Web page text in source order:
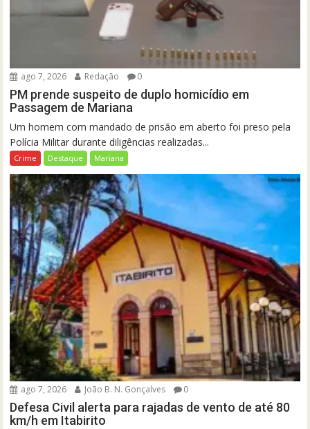
ago 7, 2026 Redação 0
PM prende suspeito de duplo homicídio em
Passagem de Mariana
Um homem com mandado de prisão em aberto foi preso pela
Polícia Militar durante diligências realizadas...
Crime Destaque Mariana
ago 7, 2026 João B. N. Gonçalves 0
Defesa Civil alerta para rajadas de vento de até 80
km/h em Itabirito